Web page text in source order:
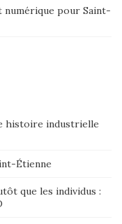
pour Saint-
histoire industrielle
Étienne
que les individus :